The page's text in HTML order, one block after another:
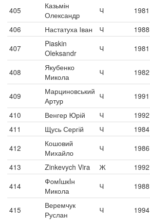
405
Казьмін
Олександр
Ч 1981
406
Настатуха Іван Ч 1988
407
Piaskin
Oleksandr
Ч 1981
408
Якубенко
Микола
Ч 1982
409
Марциновський
Артур
Ч 1991
410
Венгер Юрій Ч 1992
411
Щусь Сергій Ч 1984
412
Кошовий
Михайло
Ч 1986
413
Zinkevych Vira Ж 1992
414
ФомIшкIн
Микола
Ч 1988
415
Веремчук
Руслан
Ч 1994